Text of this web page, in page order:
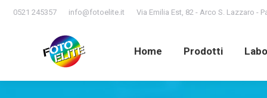
0521 245357 info@fotoelite.it Via Emilia Est, 82 - Arco S. Lazzaro -
Home Prodotti